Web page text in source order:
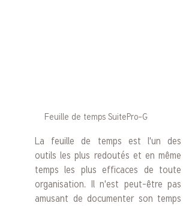
Feuille de temps SuitePro-G
La feuille de temps est l'un des
outils les plus redoutés et en même
temps les plus efficaces de toute
organisation. Il n'est peut-être pas
amusant de documenter son temps